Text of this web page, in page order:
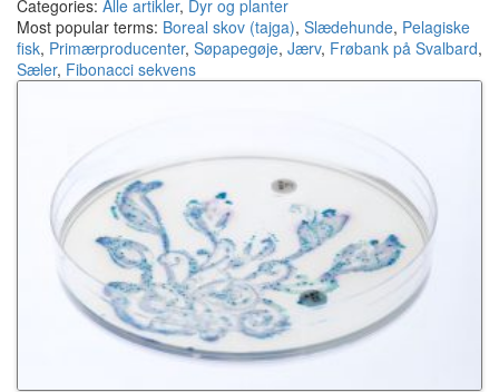
Categories: Alle artikler, Dyr og planter
Most popular terms: Boreal skov (tajga), Slædehunde, Pelagiske
fisk, Primærproducenter, Søpapegøje, Jærv, Frøbank på Svalbard,
Sæler, Fibonacci sekvens